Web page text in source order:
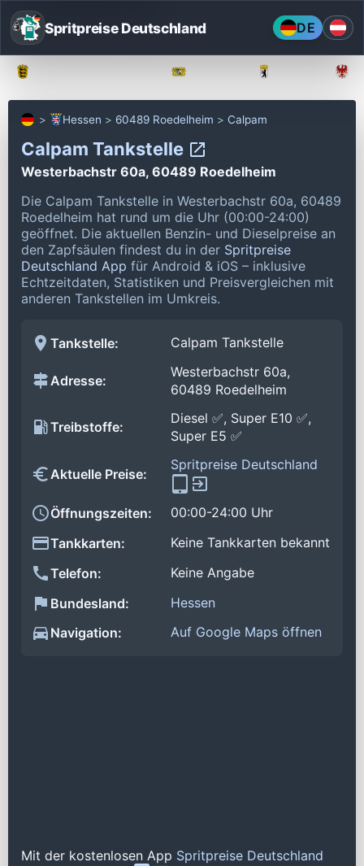
Spritpreise Deutschland DE
Hessen 60489 Roedelheim Calpam
Calpam Tankstelle
Westerbachstr 60a, 60489 Roedelheim
Die Calpam Tankstelle in Westerbachstr 60a, 60489
Roedelheim hat rund um die Uhr (00:00-24:00)
geöffnet. Die aktuellen Benzin- und Dieselpreise an
den Zapfsäulen findest du in der Spritpreise
Deutschland App für Android & iOS – inklusive
Echtzeitdaten, Statistiken und Preisvergleichen mit
anderen Tankstellen im Umkreis.
Tankstelle: Calpam Tankstelle
Adresse:
Westerbachstr 60a,
60489 Roedelheim
Treibstoffe:
Diesel ✅, Super E10 ✅,
Super E5 ✅
Aktuelle Preise:
Spritpreise Deutschland
Öffnungszeiten:
00:00-24:00 Uhr
Tankkarten:
Keine Tankkarten bekannt
Telefon:
Keine Angabe
Bundesland:
Hessen
Navigation:
Auf Google Maps öffnen
Mit der kostenlosen App Spritpreise Deutschland